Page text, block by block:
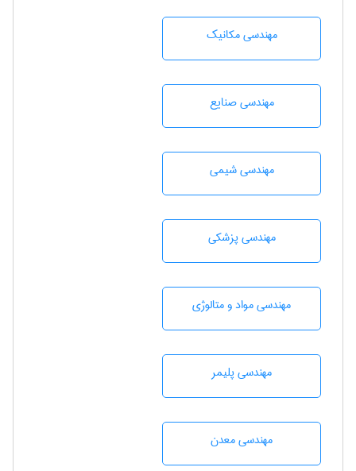
مهندسی مکانیک
مهندسی صنايع
مهندسي شيمی
مهندسی پزشکی
مهندسی مواد و متالوژی
مهندسی پليمر
مهندسی معدن